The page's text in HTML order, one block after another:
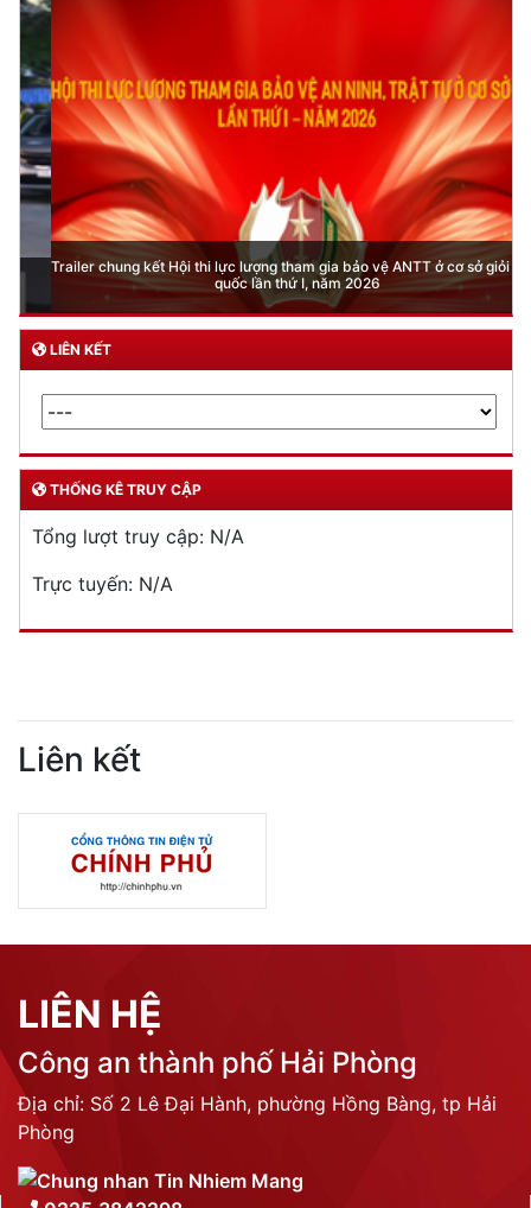
Trailer chung kết Hội thi lực lượng tham gia bảo vệ ANTT ở cơ sở giỏi toàn
quốc lần thứ I, năm 2026
LIÊN KẾT
THỐNG KÊ TRUY CẬP
Tổng lượt truy cập: N/A
Trực tuyến: N/A
Liên kết
LIÊN HỆ
Công an thành phố Hải Phòng
Địa chỉ: Số 2 Lê Đại Hành, phường Hồng Bàng, tp Hải
Phòng